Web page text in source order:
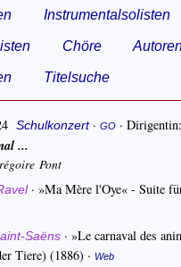
Instrumentalsolisten
Chöre
Titelsuche
Schulkonzert·GO ·Dirigentin
...
Pont
·»Ma Mère l'Oye« - Suite
Saëns ·»Le carnaval des
Tiere) (1886) · Web